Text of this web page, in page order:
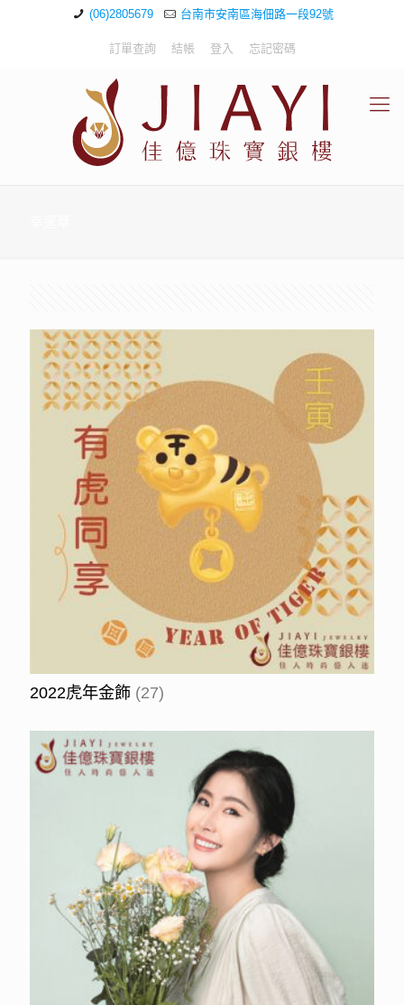
(06)2805679 台南市安南區海佃路一段92號
訂單查詢 結帳 登入 忘記密碼
2022虎年金飾 (27)